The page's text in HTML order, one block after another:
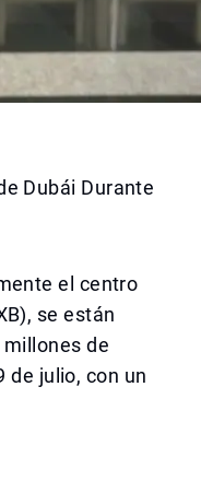
Dubái Durante
el centro
se están
de
de julio, con un